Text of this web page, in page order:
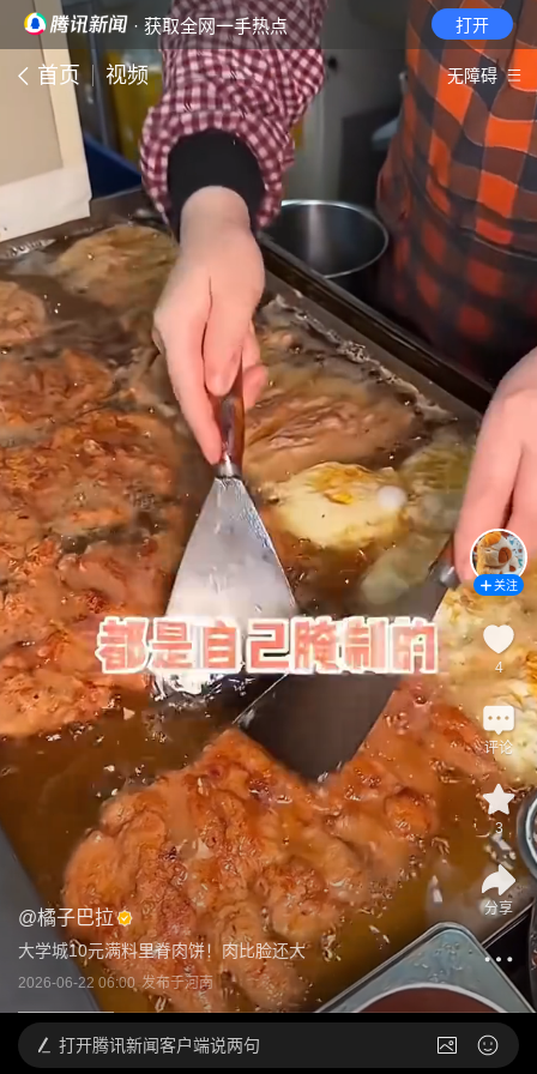
· 获取全网一手热点 打开
首页 视频 无障碍
@橘子巴拉
大学城10元满料里脊肉饼！肉比脸还大
2026-06-22 06:00 发布于河南
关注
4
评论
3
分享
打开腾讯新闻客户端说两句